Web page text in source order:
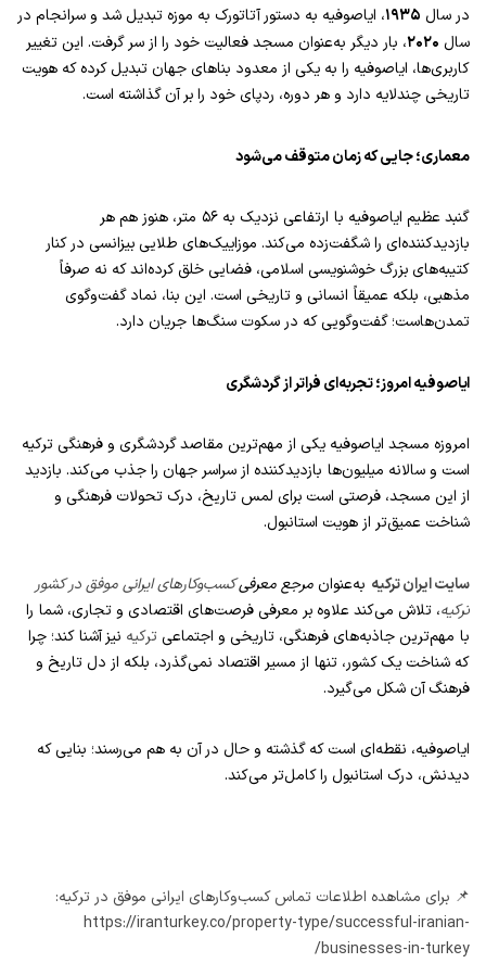
در سال ۱۹۳۵، ایاصوفیه به دستور آتاتورک به موزه تبدیل شد و سرانجام در
سال ۲۰۲۰، بار دیگر به‌عنوان مسجد فعالیت خود را از سر گرفت. این تغییر
کاربری‌ها، ایاصوفیه را به یکی از معدود بناهای جهان تبدیل کرده که هویت
تاریخی چندلایه دارد و هر دوره، ردپای خود را بر آن گذاشته است.
معماری؛ جایی که زمان متوقف می‌شود
گنبد عظیم ایاصوفیه با ارتفاعی نزدیک به ۵۶ متر، هنوز هم هر
بازدیدکننده‌ای را شگفت‌زده می‌کند. موزاییک‌های طلایی بیزانسی در کنار
کتیبه‌های بزرگ خوشنویسی اسلامی، فضایی خلق کرده‌اند که نه صرفاً
مذهبی، بلکه عمیقاً انسانی و تاریخی است. این بنا، نماد گفت‌وگوی
تمدن‌هاست؛ گفت‌وگویی که در سکوت سنگ‌ها جریان دارد.
ایاصوفیه امروز؛ تجربه‌ای فراتر از گردشگری
امروزه مسجد ایاصوفیه یکی از مهم‌ترین مقاصد گردشگری و فرهنگی ترکیه
است و سالانه میلیون‌ها بازدیدکننده از سراسر جهان را جذب می‌کند. بازدید
از این مسجد، فرصتی است برای لمس تاریخ، درک تحولات فرهنگی و
شناخت عمیق‌تر از هویت استانبول.
سایت ایران ترکیه به‌عنوانمرجع معرفیکسب‌وکارهای ایرانی موفق در کشور
ترکیه، تلاش می‌کند علاوه بر معرفی فرصت‌های اقتصادی و تجاری، شما را
با مهم‌ترین جاذبه‌های فرهنگی، تاریخی و اجتماعی ترکیه نیز آشنا کند؛ چرا
که شناخت یک کشور، تنها از مسیر اقتصاد نمی‌گذرد، بلکه از دل تاریخ و
فرهنگ آن شکل می‌گیرد.
ایاصوفیه، نقطه‌ای است که گذشته و حال در آن به هم می‌رسند؛ بنایی که
دیدنش، درک استانبول را کامل‌تر می‌کند.
📌 برای مشاهده اطلاعات تماس کسب‌وکارهای ایرانی موفق در ترکیه:
https://iranturkey.co/property-type/successful-iranian-
businesses-in-turkey/